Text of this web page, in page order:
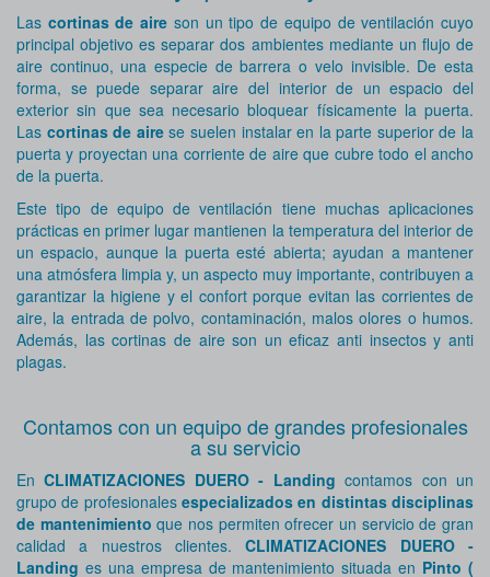
Las cortinas de aire son un tipo de equipo de ventilación cuyo
principal objetivo es separar dos ambientes mediante un flujo de
aire continuo, una especie de barrera o velo invisible. De esta
forma, se puede separar aire del interior de un espacio del
exterior sin que sea necesario bloquear físicamente la puerta.
Las cortinas de airese suelen instalar en la parte superior de la
puerta y proyectan una corriente de aire que cubre todo el ancho
de la puerta.
Este tipo de equipo de ventilación tiene muchas aplicaciones
prácticas en primer lugar mantienen la temperatura del interior de
un espacio, aunque la puerta esté abierta; ayudan a mantener
una atmósfera limpia y, un aspecto muy importante, contribuyen a
garantizar la higiene y el confort porque evitan las corrientes de
aire, la entrada de polvo, contaminación, malos olores o humos.
Además, las cortinas de aire son un eficaz anti insectos y anti
plagas.
Contamos con un equipo de grandes profesionales
a su servicio
EnCLIMATIZACIONES DUERO - Landingcontamos con un
grupo de profesionales especializados en distintas disciplinas
de mantenimiento que nos permiten ofrecer un servicio de gran
calidad a nuestros clientes.CLIMATIZACIONES DUERO -
Landing es una empresa de mantenimiento situada en Pinto (